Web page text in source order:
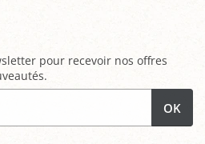
pour recevoir nos offres
OK